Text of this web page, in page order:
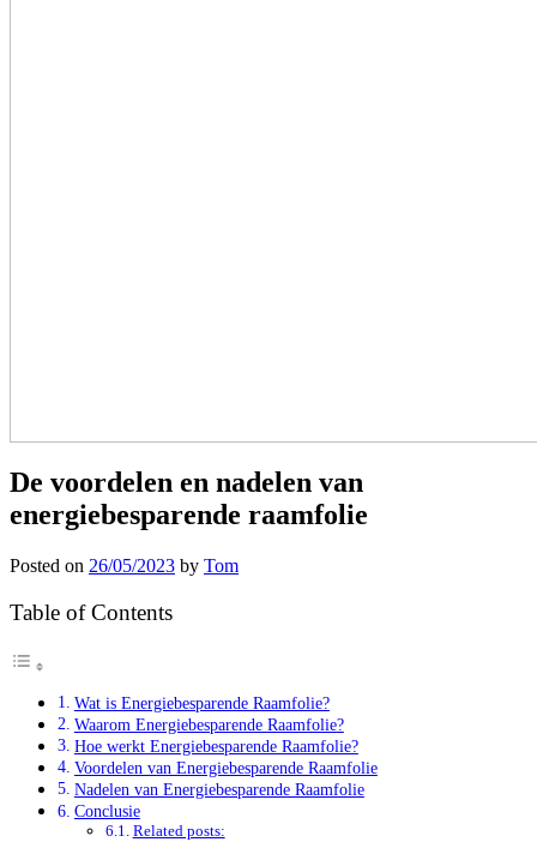
De voordelen en nadelen van
energiebesparende raamfolie
Posted on 26/05/2023 by Tom
Table of Contents
Wat is Energiebesparende Raamfolie?
Waarom Energiebesparende Raamfolie?
Hoe werkt Energiebesparende Raamfolie?
Voordelen van Energiebesparende Raamfolie
Nadelen van Energiebesparende Raamfolie
Conclusie
Related posts: